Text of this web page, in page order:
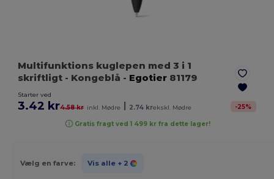
Multifunktions kuglepen med 3 i 1
skriftligt - Kongeblå - Egotier 81179
Starter ved
3.42 kr4.58 kr inkl. Mødre 2.74 krekskl. Mødre -25%
Gratis fragt ved 1 499 kr fra dette lager!
Vælg en farve: Vis alle + 2